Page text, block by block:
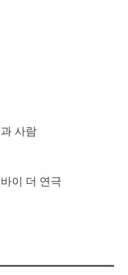
사람
이 더 연극